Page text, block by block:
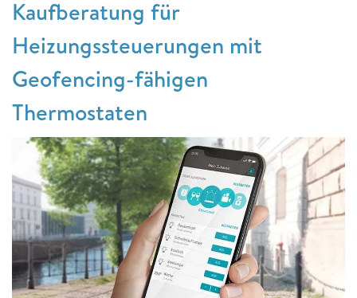
Kaufberatung für
Heizungssteuerungen mit
Geofencing-fähigen
Thermostaten